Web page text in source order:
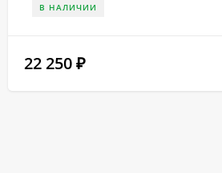
В НАЛИЧИИ
22 250 ₽